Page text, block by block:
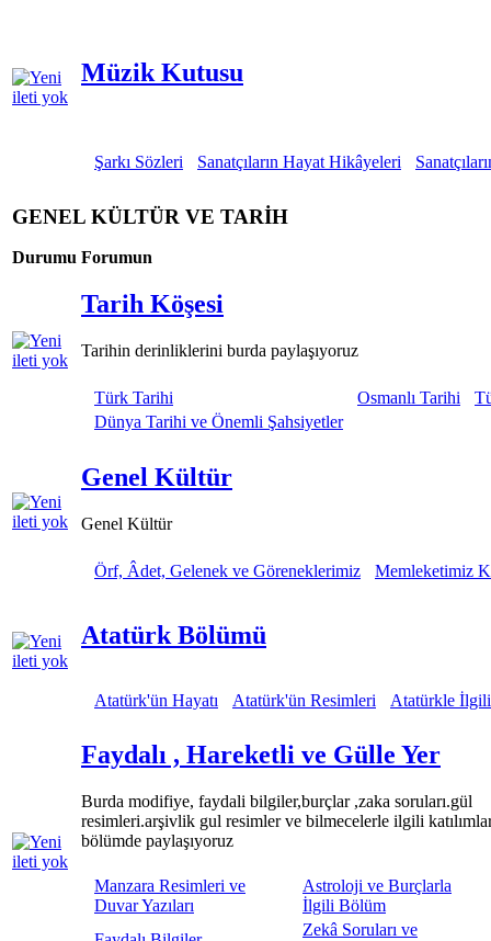
Müzik Kutusu
Şarkı Sözleri Sanatçıların Hayat Hikâyeleri
GENEL KÜLTÜR VE TARİH
Durumu Forumun
Tarih Köşesi
Tarihin derinliklerini burda paylaşıyoruz
Türk Tarihi Osmanlı Tarihi
Dünya Tarihi ve Önemli Şahsiyetler
Genel Kültür
Genel Kültür
Örf, Âdet, Gelenek ve Göreneklerimiz Memleketimiz
Atatürk Bölümü
Atatürk'ün Hayatı Atatürk'ün Resimleri Atatürkle
Faydalı , Hareketli ve Gülle Yer
Burda modifiye, faydali bilgiler,burçlar ,zaka soruları.gül
resimleri.arşivlik gul resimler ve bilmecelerle ilgili
bölümde paylaşıyoruz
Manzara Resimleri ve
Duvar Yazıları
Astroloji ve Burçlarla
İlgili Bölüm
Zekâ Soruları ve